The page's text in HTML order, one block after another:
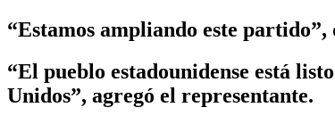
“Estamos ampliando este
“El pueblo estadounidense está
Unidos”, agregó el representante.